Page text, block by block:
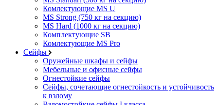
Комлектующие MS U
MS Strong (750 кг на секцию)
MS Hard (1000 кг на секцию)
Комплектующие SB
Комлектующие MS Pro
Сейфы
Оружейные шкафы и сейфы
Мебельные и офисные сейфы
Огнестойкие сейфы
Сейфы, сочетающие огнестойкость и устойчивость
к взлому